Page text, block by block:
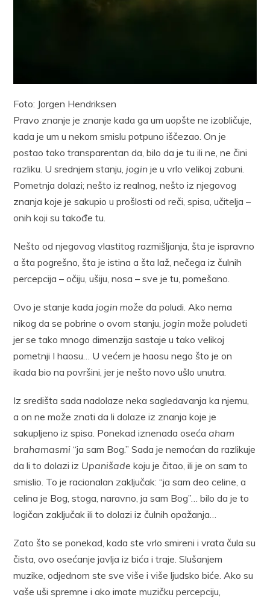
Foto: Jorgen Hendriksen
Pravo znanje je znanje kada ga um uopšte ne izobličuje,
kada je um u nekom smislu potpuno iščezao. On je
postao tako transparentan da, bilo da je tu ili ne, ne čini
razliku. U srednjem stanju, joginje u vrlo velikoj zabuni.
Pometnja dolazi; nešto iz realnog, nešto iz njegovog
znanja koje je sakupio u prošlosti od reči, spisa, učitelja –
onih koji su takođe tu.
Nešto od njegovog vlastitog razmišljanja, šta je ispravno
a šta pogrešno, šta je istina a šta laž, nečega iz čulnih
percepcija – očiju, ušiju, nosa – sve je tu, pomešano.
Ovo je stanje kada joginmože da poludi. Ako nema
nikog da se pobrine o ovom stanju, joginmože poludeti
jer se tako mnogo dimenzija sastaje u tako velikoj
pometnji I haosu… U većem je haosu nego što je on
ikada bio na površini, jer je nešto novo ušlo unutra.
Iz središta sada nadolaze neka sagledavanja ka njemu,
a on ne može znati da li dolaze iz znanja koje je
sakupljeno iz spisa. Ponekad iznenada osećaaham
brahamasmi“ja sam Bog.” Sada je nemoćan da razlikuje
da li to dolazi iz Upanišadekoju je čitao, ili je on sam to
smislio. To je racionalan zaključak: “ja sam deo celine, a
celina je Bog, stoga, naravno, ja sam Bog”… bilo da je to
logičan zaključak ili to dolazi iz čulnih opažanja…
Zato što se ponekad, kada ste vrlo smireni i vrata čula su
čista, ovo osećanje javlja iz bića i traje. Slušanjem
muzike, odjednom ste sve više i više ljudsko biće. Ako su
vaše uši spremne i ako imate muzičku percepciju,